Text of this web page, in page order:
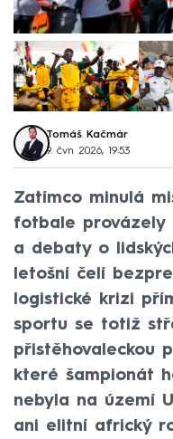
Tomáš Kačmár
9. čvn 2026, 19:53
Zatímco minulá
fotbale provázely
a debaty o
letošní čelí
logistické krizi
sportu se totiž
přistěhovaleckou
které šampionát
nebyla na území
ani elitní africký